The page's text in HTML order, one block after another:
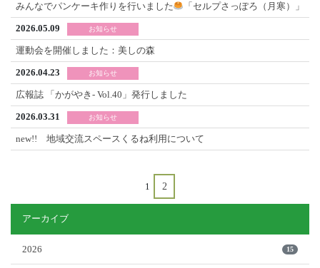
みんなでパンケーキ作りを行いました 「セルプさっぽろ（月寒）」
2026.05.09 お知らせ
運動会を開催しました：美しの森
2026.04.23 お知らせ
広報誌 「かがやき- Vol.40」発行しました
2026.03.31 お知らせ
new!! 地域交流スペースくるね利用について
1 2
アーカイブ
2026 15